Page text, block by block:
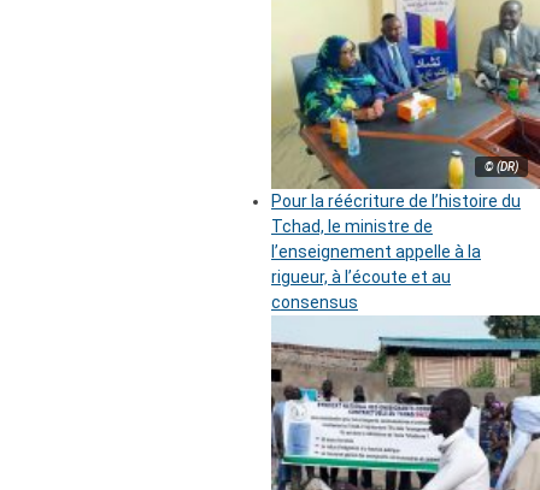
© (DR)
Pour la réécriture de l’histoire du
Tchad, le ministre de
l’enseignement appelle à la
rigueur, à l’écoute et au
consensus